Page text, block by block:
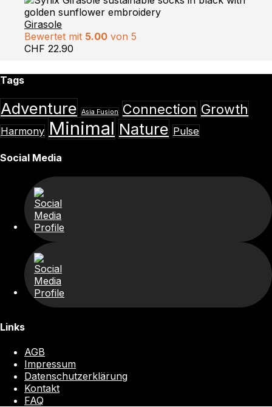
Girasole
Bewertet mit 5.00 von 5
CHF 22.90
Tags
Adventure Asia Fusion Connection Growth
Harmony Minimal Nature Pulse
Social Media
Links
AGB
Impressum
Datenschutzerklärung
Kontakt
FAQ